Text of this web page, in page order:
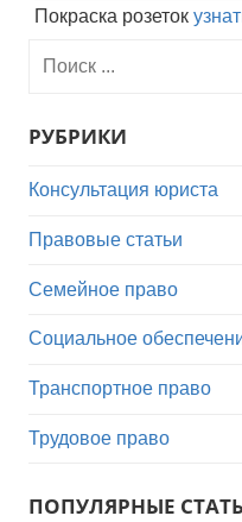
Покраска розеток
РУБРИКИ
Консультация юриста
Правовые статьи
Семейное право
Социальное
Транспортное право
Трудовое право
ПОПУЛЯРНЫЕ